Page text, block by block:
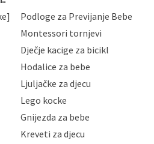
primjenu odgovarajućih tehničkih i
osobnih podataka od
zlouporabe, otkrivanja,
štiti privatnost svojih
web stranica, čuva povjerljivost
te omogućava pristup i
podataka samo onim svojim
su isti potrebni radi provedbe
zakonima. Napominjemo
u potpunosti ili djelomice,
Podloge za Previjanje Bebe
Montessori tornjevi
Dječje kacige za bicikl
Hodalice za bebe
Ljuljačke za djecu
Lego kocke
Gnijezda za bebe
Kreveti za djecu